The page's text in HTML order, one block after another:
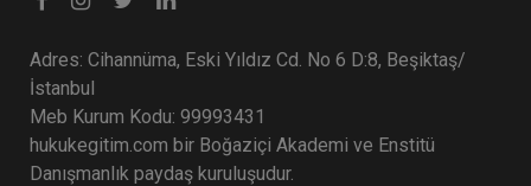
Adres: Cihannüma, Eski Yıldız Cd. No 6 D:8, Beşiktaş/
İstanbul
Meb Kurum Kodu: 99993431
hukukegitim.com bir Boğaziçi Akademi ve Enstitü
Danışmanlık paydaş kuruluşudur.